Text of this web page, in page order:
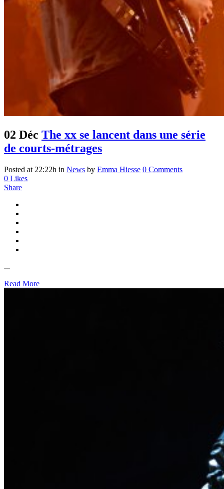
02 Déc The xx se lancent dans une série
de courts-métrages
Posted at 22:22h in News by Emma Hiesse 0 Comments
0 Likes
Share
...
Read More